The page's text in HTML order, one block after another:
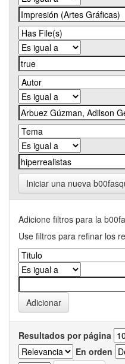
Iniciar una nueva
Adicione filtros para la
Use filtros para refinar los
Resultados por página
En orden